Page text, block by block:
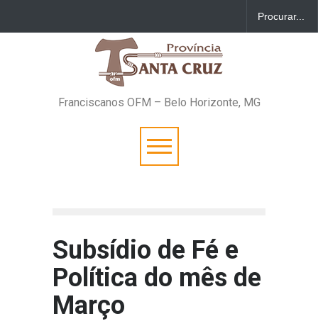
Franciscanos OFM – Belo Horizonte, MG
Subsídio de Fé e
Política do mês de
Março